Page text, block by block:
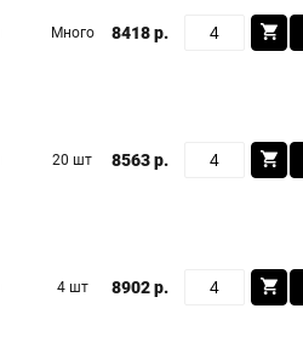
Много 8418 р.
20 шт 8563 р.
4 шт 8902 р.